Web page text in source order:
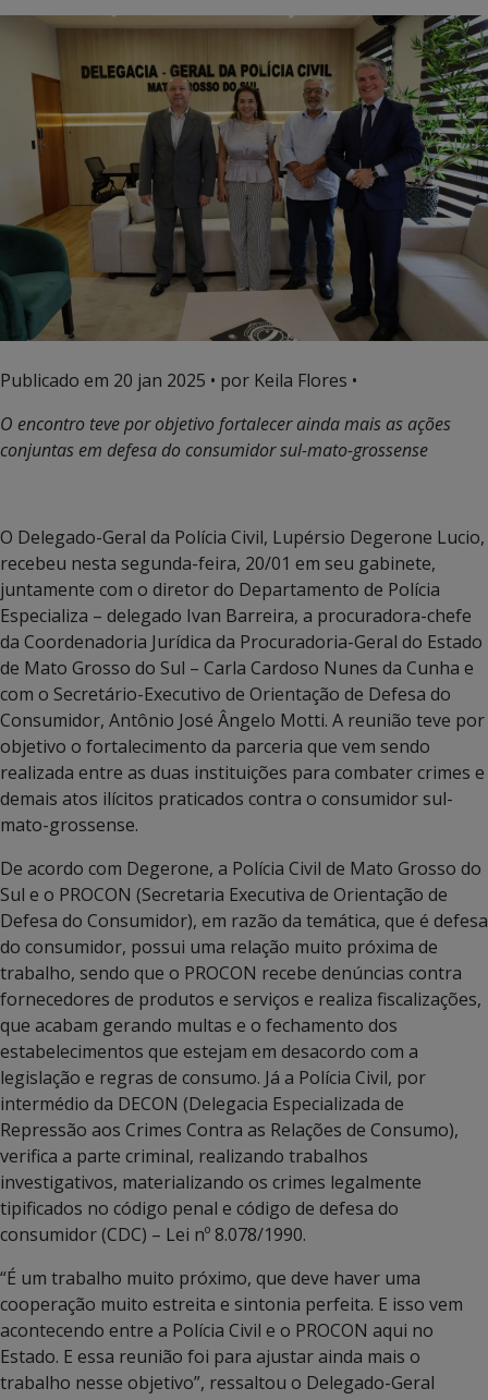
Publicado em 20 jan 2025 • por Keila Flores •
O encontro teve por objetivo fortalecer ainda mais as ações
conjuntas em defesa do consumidor sul-mato-grossense
O Delegado-Geral da Polícia Civil, Lupérsio Degerone Lucio,
recebeu nesta segunda-feira, 20/01 em seu gabinete,
juntamente com o diretor do Departamento de Polícia
Especializa – delegado Ivan Barreira, a procuradora-chefe
da Coordenadoria Jurídica da Procuradoria-Geral do Estado
de Mato Grosso do Sul – Carla Cardoso Nunes da Cunha e
com o Secretário-Executivo de Orientação de Defesa do
Consumidor, Antônio José Ângelo Motti. A reunião teve por
objetivo o fortalecimento da parceria que vem sendo
realizada entre as duas instituições para combater crimes e
demais atos ilícitos praticados contra o consumidor sul-
mato-grossense.
De acordo com Degerone, a Polícia Civil de Mato Grosso do
Sul e o PROCON (Secretaria Executiva de Orientação de
Defesa do Consumidor), em razão da temática, que é defesa
do consumidor, possui uma relação muito próxima de
trabalho, sendo que o PROCON recebe denúncias contra
fornecedores de produtos e serviços e realiza fiscalizações,
que acabam gerando multas e o fechamento dos
estabelecimentos que estejam em desacordo com a
legislação e regras de consumo. Já a Polícia Civil, por
intermédio da DECON (Delegacia Especializada de
Repressão aos Crimes Contra as Relações de Consumo),
verifica a parte criminal, realizando trabalhos
investigativos, materializando os crimes legalmente
tipificados no código penal e código de defesa do
consumidor (CDC) – Lei nº 8.078/1990.
“É um trabalho muito próximo, que deve haver uma
cooperação muito estreita e sintonia perfeita. E isso vem
acontecendo entre a Polícia Civil e o PROCON aqui no
Estado. E essa reunião foi para ajustar ainda mais o
trabalho nesse objetivo”, ressaltou o Delegado-Geral